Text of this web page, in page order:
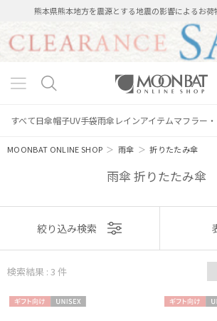
熊本県熊本地方を震源とする地震の影響によるお荷
すべて日傘帽子UV手袋雨傘 レインアイテムマフラー
MOONBAT ONLINE SHOP ＞雨傘 ＞折りたたみ傘
雨傘 折りたたみ傘
絞り込み
表示
おすすめ
絞り込み検索
検索結果 : 3 件